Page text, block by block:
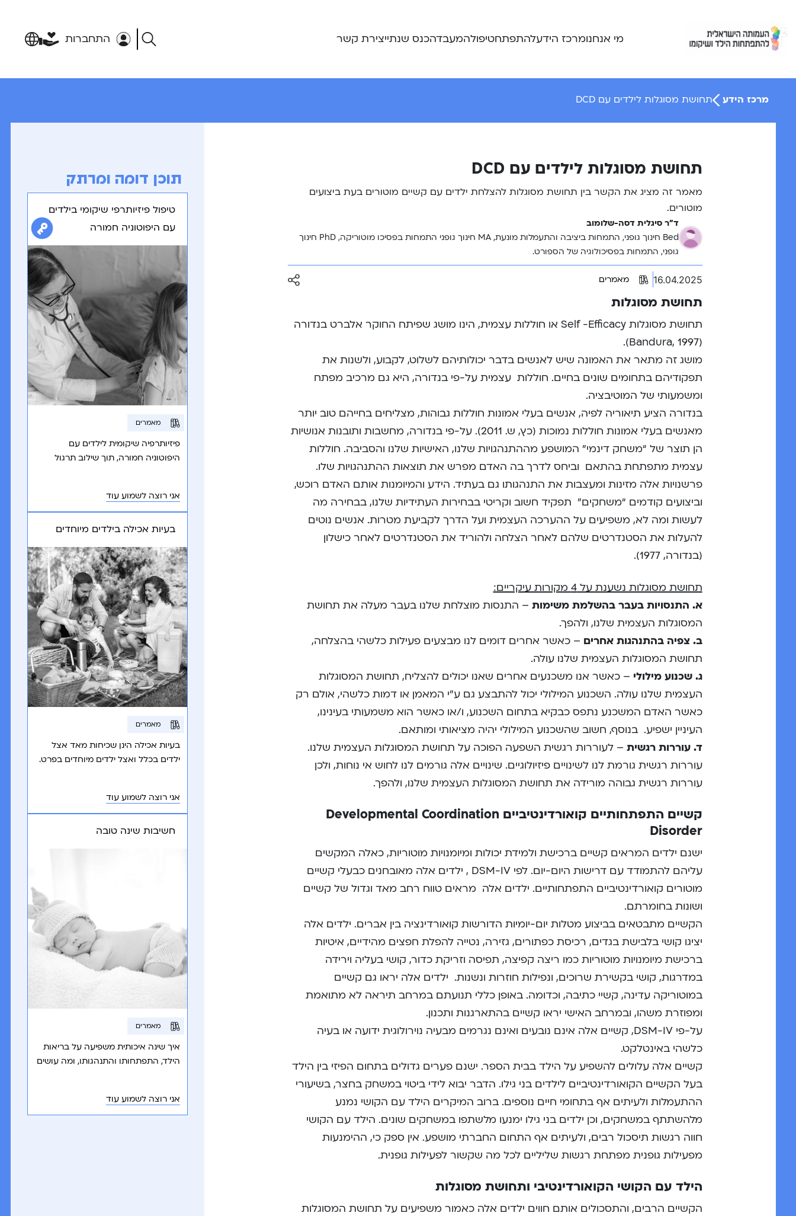
content
מי אנחנומרכז הידעלהתפתחטיפולהמעבדהכנס שנתייצירת קשר התחברות
מרכז הידע תחושת מסוגלות לילדים עם DCD
תחושת מסוגלות לילדים עם DCD
מאמר זה מציג את הקשר בין תחושת מסוגלות להצלחת ילדים עם קשיים מוטורים בעת ביצועים
מוטורים.
ד"ר סיגלית דסה-שלומוב
Bed חינוך גופני, התמחות ביציבה והתעמלות מונעת, MA חינוך גופני התמחות בפסיכו מוטוריקה, PhD חינוך
גופני, התמחות בפסיכולוגיה של הספורט.
16.04.2025 מאמרים
תחושת מסוגלות
תחושת מסוגלות Self -Efficacy או חוללות עצמית, הינו מושג שפיתח החוקר אלברט בנדורה
(Bandura, 1997).
מושג זה מתאר את האמונה שיש לאנשים בדבר יכולותיהם לשלוט, לקבוע, ולשנות את
תפקודיהם בתחומים שונים בחיים. חוללות עצמית על-פי בנדורה, היא גם מרכיב מפתח
ומשמעותי של המוטיבציה.
בנדורה הציע תיאוריה לפיה, אנשים בעלי אמונות חוללות גבוהות, מצליחים בחייהם טוב יותר
מאנשים בעלי אמונות חוללות נמוכות (כץ, ש. 2011). על-פי בנדורה, מחשבות ותובנות אנושיות
הן תוצר של “משחק דינמי” המושפע מההתנהגויות שלנו, האישיות שלנו והסביבה. חוללות
עצמית מתפתחת בהתאם וביחס לדרך בה האדם מפרש את תוצאות ההתנהגויות שלו.
פרשנויות אלה מזינות ומעצבות את התנהגותו גם בעתיד. הידע והמיומנות אותם האדם רוכש,
וביצועים קודמים “משחקים” תפקיד חשוב וקריטי בבחירות העתידיות שלנו, בבחירה מה
לעשות ומה לא, משפיעים על ההערכה העצמית ועל הדרך לקביעת מטרות. אנשים נוטים
להעלות את הסטנדרטים שלהם לאחר הצלחה ולהוריד את הסטנדרטים לאחר כישלון
(בנדורה, 1977).
תחושת מסוגלות נשענת על 4 מקורות עיקריים:
א. התנסויות בעבר בהשלמת משימות – התנסות מוצלחת שלנו בעבר מעלה את תחושת
המסוגלות העצמית שלנו, ולהפך.
ב. צפיה בהתנהגות אחרים – כאשר אחרים דומים לנו מבצעים פעילות כלשהי בהצלחה,
תחושת המסוגלות העצמית שלנו עולה.
ג. שכנוע מילולי – כאשר אנו משכנעים אחרים שאנו יכולים להצליח, תחושת המסוגלות
העצמית שלנו עולה. השכנוע המילולי יכול להתבצע גם ע”י המאמן או דמות כלשהי, אולם רק
כאשר האדם המשכנע נתפס כבקיא בתחום השכנוע, ו/או כאשר הוא משמעותי בעינינו,
העיניין ישפיע. בנוסף, חשוב שהשכנוע המילולי יהיה מציאותי ומותאם.
ד. עוררות רגשית – לעוררות רגשית השפעה הפוכה על תחושת המסוגלות העצמית שלנו.
עוררות רגשית גורמת לנו לשינויים פיזיולוגיים. שינויים אלה גורמים לנו לחוש אי נוחות, ולכן
עוררות רגשית גבוהה מורידה את תחושת המסוגלות העצמית שלנו, ולהפך.
קשיים התפתחותיים קואורדינטיביים Developmental Coordination
Disorder
ישנם ילדים המראים קשיים ברכישת ולמידת יכולות ומיומנויות מוטוריות, כאלה המקשים
עליהם להתמודד עם דרישות היום-יום. לפי DSM-IV , ילדים אלה מאובחנים כבעלי קשיים
מוטורים קואורדינטיביים התפתחותיים. ילדים אלה מראים טווח רחב מאד וגדול של קשיים
ושונות בחומרתם.
הקשיים מתבטאים בביצוע מטלות יום-יומיות הדורשות קואורדינציה בין אברים. ילדים אלה
יציגו קושי בלבישת בגדים, רכיסת כפתורים, גזירה, נטייה להפלת חפצים מהידיים, איטיות
ברכישת מיומנויות מוטוריות כמו ריצה קפיצה, תפיסה וזריקת כדור, קושי בעליה וירידה
במדרגות, קושי בקשירת שרוכים, ונפילות חוזרות ונשנות. ילדים אלה יראו גם קשיים
במוטוריקה עדינה, קשיי כתיבה, וכדומה. באופן כללי תנועתם במרחב תיראה לא מתואמת
ומפוזרת משהו, ובמרחב האישי יראו קשיים בהתארגנות ותכנון.
על-פי DSM-IV, קשיים אלה אינם נובעים ואינם נגרמים מבעיה נוירולוגית ידועה או בעיה
כלשהי באינטלקט.
קשיים אלה עלולים להשפיע על הילד בבית הספר. ישנם פערים גדולים בתחום הפיזי בין הילד
בעל הקשיים הקואורדינטיביים לילדים בני גילו. הדבר יבוא לידי ביטוי במשחק בחצר, בשיעורי
ההתעמלות ולעיתים אף בתחומי חיים נוספים. ברוב המיקרים הילד עם הקושי נמנע
מלהשתתף במשחקים, וכן ילדים בני גילו ימנעו מלשתפו במשחקים שונים. הילד עם הקושי
חווה רגשות תיסכול רבים, ולעיתים אף התחום החברתי מושפע. אין ספק כי, ההימנעות
מפעילות גופנית מפתחת רגשות שליליים לכל מה שקשור לפעילות גופנית.
הילד עם הקושי הקואורדינטיבי ותחושת מסוגלות
הקשיים הרבים, והתסכולים אותם חווים ילדים אלה כאמור משפיעים על תחושת המסוגלות
תוכן דומה ומרתק
טיפול פיזיותרפי שיקומי בילדים
עם היפוטוניה חמורה
מאמרים
פיזיותרפיה שיקומית לילדים עם
היפוטוניה חמורה, תוך שילוב תרגול
אני רוצה לשמוע עוד
בעיות אכילה בילדים מיוחדים
מאמרים
בעיות אכילה הינן שכיחות מאד אצל
ילדים בכלל ואצל ילדים מיוחדים בפרט.
הרופא או מרפאת אכילה.
אני רוצה לשמוע עוד
חשיבות שינה טובה
מאמרים
איך שינה איכותית משפיעה על בריאות
הילד, התפתחותו והתנהגותו, ומה עושים
אני רוצה לשמוע עוד